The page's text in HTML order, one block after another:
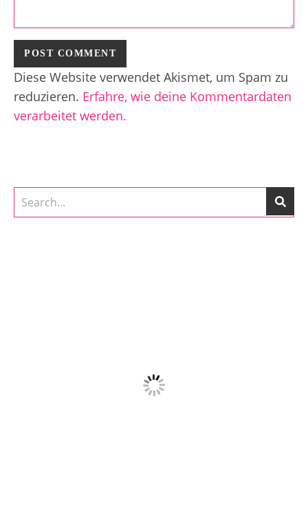
Diese Website verwendet Akismet, um Spam zu
reduzieren. Erfahre, wie deine Kommentardaten
verarbeitet werden.